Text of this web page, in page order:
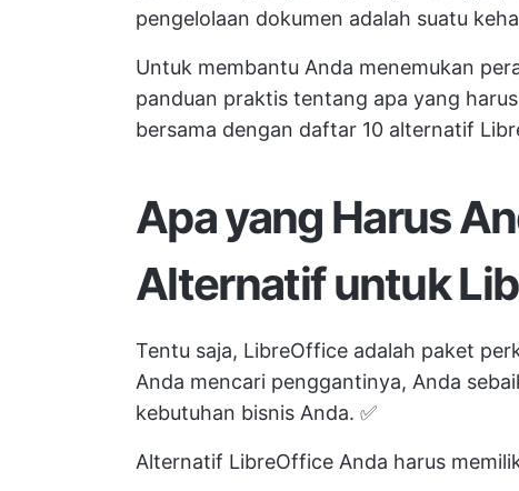
pengelolaan dokumen adalah suatu
Untuk membantu Anda menemukan
panduan praktis tentang apa yang
bersama dengan daftar 10 alternatif
Apa yang Harus
Alternatif untuk
Tentu saja, LibreOffice adalah paket
Anda mencari penggantinya, Anda
kebutuhan bisnis Anda. ✅
Alternatif LibreOffice Anda harus